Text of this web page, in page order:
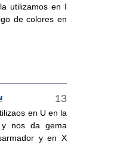
utilizamos en I
de colores en
en U en la
nos da gema
y en X